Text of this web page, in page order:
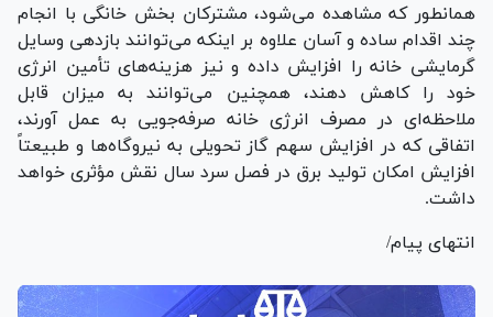
همانطور که مشاهده می‌شود، مشترکان بخش خانگی با انجام
چند اقدام ساده و آسان علاوه بر اینکه می‌توانند بازدهی وسایل
گرمایشی خانه را افزایش داده و نیز هزینه‌های تأمین انرژی
خود را کاهش دهند، همچنین می‌توانند به میزان قابل
ملاحظه‌ای در مصرف انرژی خانه صرفه‌جویی به عمل آورند،
اتفاقی که در افزایش سهم گاز تحویلی به نیروگاه‌ها و طبیعتاً
افزایش امکان تولید برق در فصل سرد سال نقش مؤثری خواهد
داشت.
انتهای پیام/